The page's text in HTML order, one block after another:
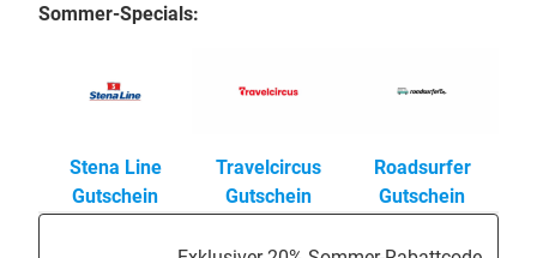
Sommer-Specials:
Stena Line
Gutschein
Travelcircus
Gutschein
Roadsurfer
Gutschein